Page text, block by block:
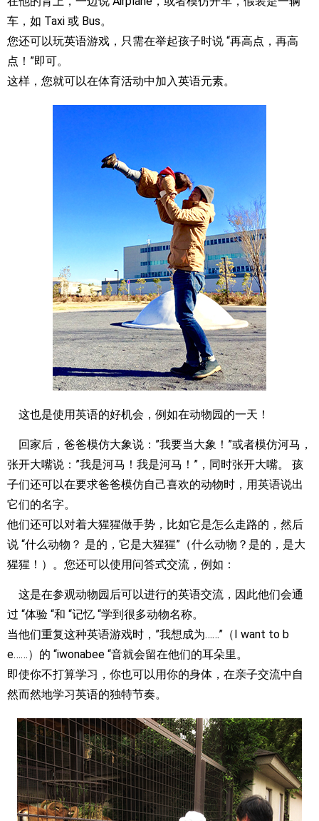
车，如 Taxi 或 Bus。
您还可以玩英语游戏，只需在举起孩子时说 “再高点，再高
点！”即可。
这样，您就可以在体育活动中加入英语元素。
这也是使用英语的好机会，例如在动物园的一天！
回家后，爸爸模仿大象说：”我要当大象！”或者模仿河马，
张开大嘴说：”我是河马！我是河马！”，同时张开大嘴。 孩
子们还可以在要求爸爸模仿自己喜欢的动物时，用英语说出
它们的名字。
他们还可以对着大猩猩做手势，比如它是怎么走路的，然后
说 “什么动物？ 是的，它是大猩猩”（什么动物？是的，是大
猩猩！）。您还可以使用问答式交流，例如：
这是在参观动物园后可以进行的英语交流，因此他们会通
过 “体验 “和 “记忆 “学到很多动物名称。
当他们重复这种英语游戏时，”我想成为……”（I want to b
e……）的 “iwonabee “音就会留在他们的耳朵里。
即使你不打算学习，你也可以用你的身体，在亲子交流中自
然而然地学习英语的独特节奏。